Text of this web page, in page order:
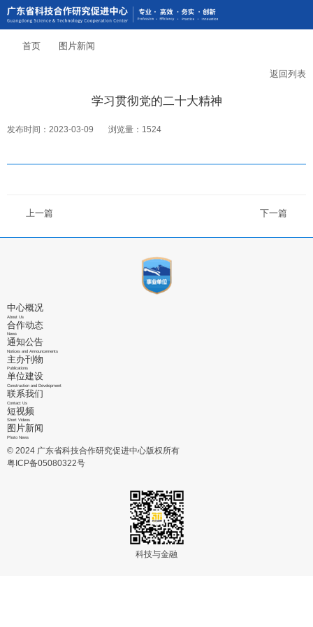
首页 图片新闻
返回列表
学习贯彻党的二十大精神
发布时间：2023-03-09 浏览量：1524
上一篇 下一篇
中心概况
About Us
合作动态
News
通知公告
Notices and Announcements
主办刊物
Publications
单位建设
Construction and Development
联系我们
Contact Us
短视频
Short Videos
图片新闻
Photo News
© 2024 广东省科技合作研究促进中心版权所有
粤ICP备05080322号
科技与金融